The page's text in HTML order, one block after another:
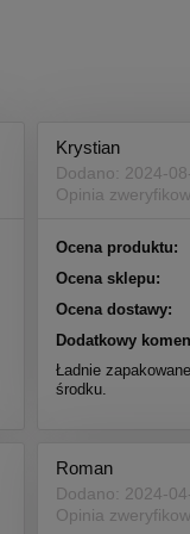
Krystian
Dodano: 2024-
Opinia
Ocena produktu:
Ocena sklepu:
Ocena dostawy:
Dodatkowy
Ładnie
środku.
Roman
Dodano: 2024-
Opinia